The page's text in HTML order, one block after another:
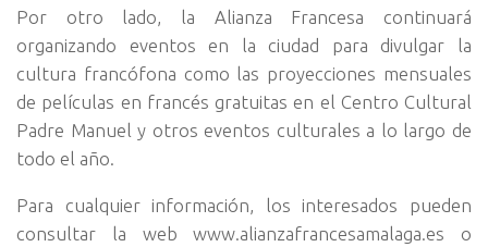
Por otro lado, la Alianza Francesa continuará
organizando eventos en la ciudad para divulgar la
cultura francófona como las proyecciones mensuales
de películas en francés gratuitas en el Centro Cultural
Padre Manuel y otros eventos culturales a lo largo de
todo el año.
Para cualquier información, los interesados pueden
consultar la web www.alianzafrancesamalaga.es o